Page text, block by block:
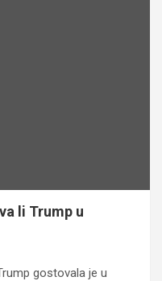
li Trump u
gostovala je u